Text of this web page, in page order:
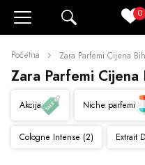
0
Početna Zara Parfemi Cijena Bih
Zara Parfemi Cijena
Akcija Niche parfemi
Cologne Intense (2) Extrait